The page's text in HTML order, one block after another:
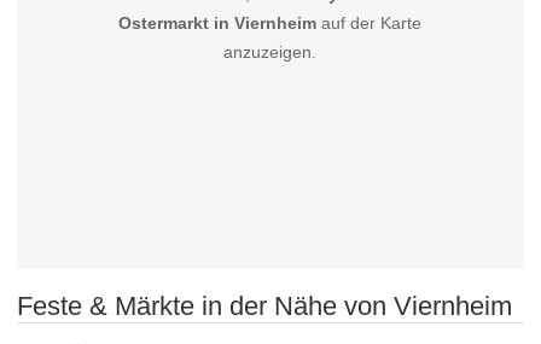
Ostermarkt in Viernheim auf der Karte
anzuzeigen.
Feste & Märkte in der Nähe von Viernheim